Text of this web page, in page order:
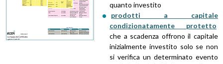
quanto investito
prodotti a capitale
condizionatamente protetto
che a scadenza offrono il capitale
inizialmente investito solo se non
si verifica un determinato evento